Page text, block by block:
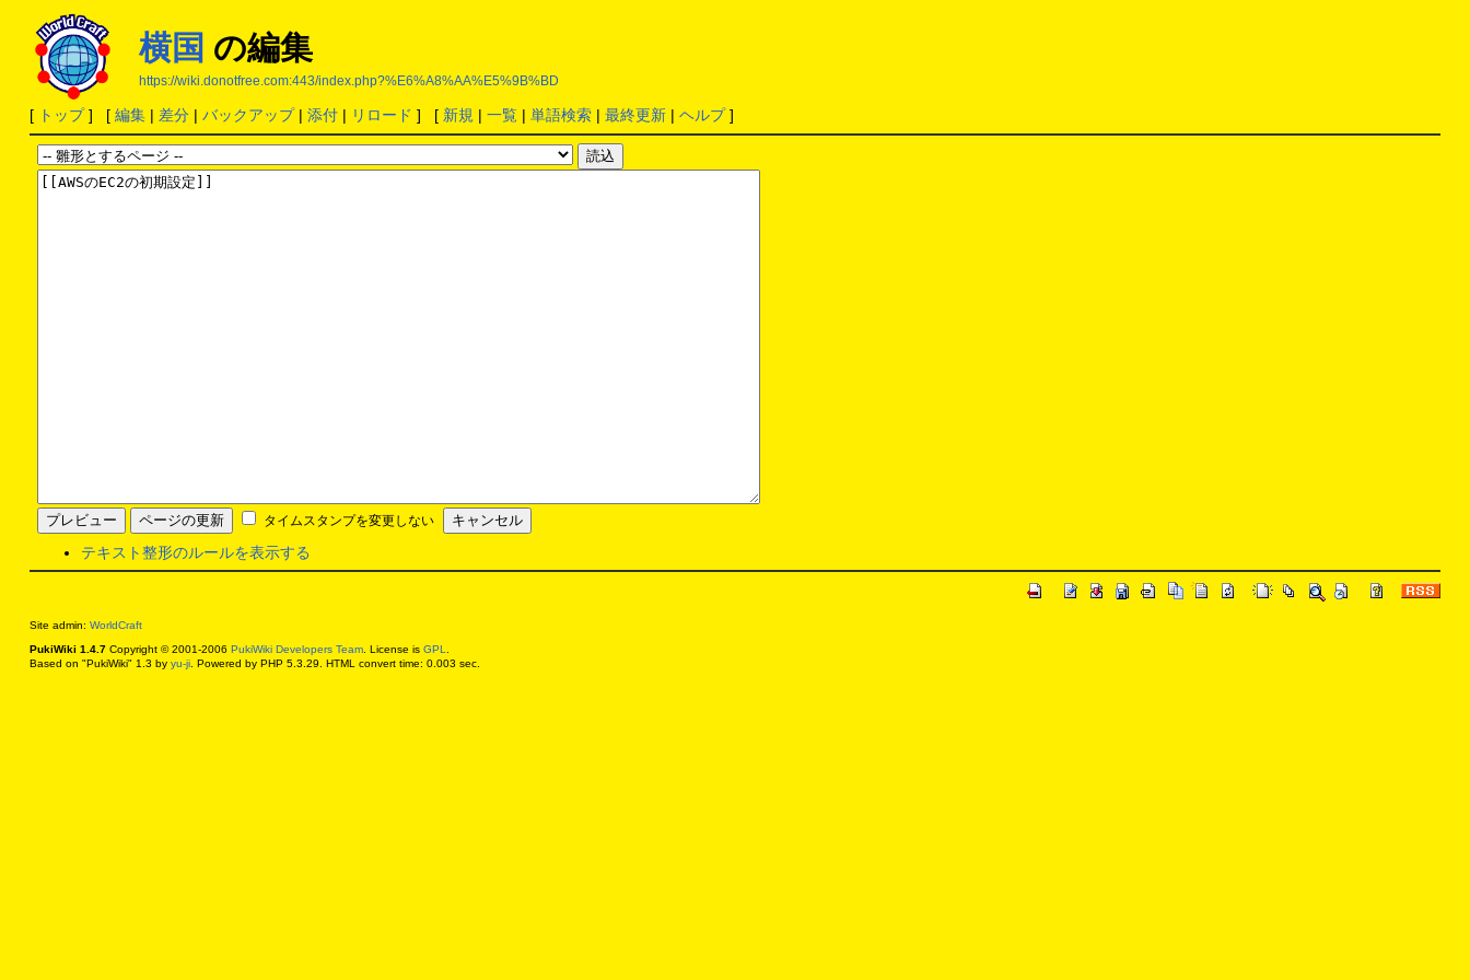
横国 の編集
https://wiki.donotfree.com:443/index.php?%E6%A8%AA%E5%9B%BD
[ トップ] [ 編集| 差分| バックアップ| 添付| リロード ] [ 新規 | 一覧| 単語検索| 最終更新| ヘルプ]
タイムスタンプを変更しない
テキスト整形のルールを表示する
Site admin: WorldCraft
PukiWiki 1.4.7Copyright © 2001-2006 PukiWiki Developers Team. License is GPL
Based on "PukiWiki" 1.3 by yu-ji. Powered by PHP 5.3.29. HTML convert time: 0.003 sec.